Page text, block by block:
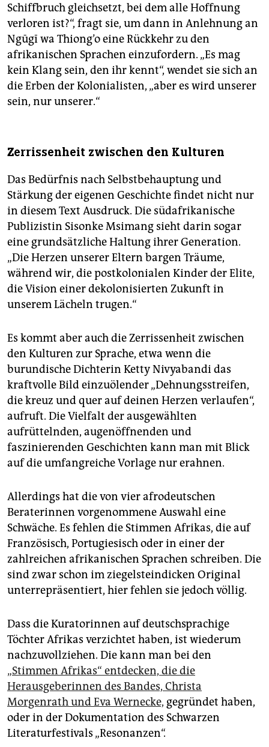
Schiffbruch gleichsetzt, bei dem alle Hoffnung
verloren ist?“, fragt sie, um dann in Anlehnung an
Ngūgī wa Thiong’o eine Rückkehr zu den
afrikanischen Sprachen einzufordern. „Es mag
kein Klang sein, den ihr kennt“, wendet sie sich an
die Erben der Kolonialisten, „aber es wird unserer
sein, nur unserer.“
Zerrissenheit zwischen den Kulturen
Das Bedürfnis nach Selbstbehauptung und
Stärkung der eigenen Geschichte findet nicht nur
in diesem Text Ausdruck. Die südafrikanische
Publizistin Sisonke Msimang sieht darin sogar
eine grundsätzliche Haltung ihrer Generation.
„Die Herzen unserer Eltern bargen Träume,
während wir, die postkolonialen Kinder der Elite,
die Vision einer dekolonisierten Zukunft in
unserem Lächeln trugen.“
Es kommt aber auch die Zerrissenheit zwischen
den Kulturen zur Sprache, etwa wenn die
burundische Dichterin Ketty Nivyabandi das
kraftvolle Bild einzuölender „Dehnungsstreifen,
die kreuz und quer auf deinen Herzen verlaufen“,
aufruft. Die Vielfalt der ausgewählten
aufrüttelnden, augenöffnenden und
faszinierenden Geschichten kann man mit Blick
auf die umfangreiche Vorlage nur erahnen.
Allerdings hat die von vier afrodeutschen
Beraterinnen vorgenommene Auswahl eine
Schwäche. Es fehlen die Stimmen Afrikas, die auf
Französisch, Portugiesisch oder in einer der
zahlreichen afrikanischen Sprachen schreiben. Die
sind zwar schon im ziegelsteindicken Original
unterrepräsentiert, hier fehlen sie jedoch völlig.
Dass die Kuratorinnen auf deutschsprachige
Töchter Afrikas verzichtet haben, ist wiederum
nachzuvollziehen. Die kann man bei den
„Stimmen Afrikas“ entdecken, die die
Herausgeberinnen des Bandes, Christa
Morgenrath und Eva Wernecke, gegründet haben,
oder in der Dokumentation des Schwarzen
Literaturfestivals „Resonanzen“.